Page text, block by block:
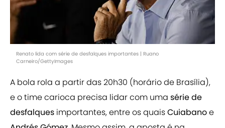
Renato lida com série de desfalques importantes | Ruano
Carneiro/GettyImages
A bola rola a partir das 20h30 (horário de Brasília),
e o time carioca precisa lidar com uma série de
desfalques importantes, entre os quaisCuiabanoe